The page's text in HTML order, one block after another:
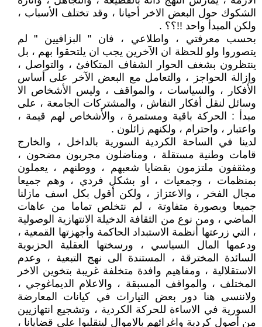
الشكوك حول البعض الاخر أحيانا ، وقد تختلف الأسباب ،
ولكن المبدأ واحد !!؟؟ .
بحسب معرفتي ، واطلاعي ، فان " البزافيين " لم
يتصوروا ولو للحظة ان الآخرين يجب ان يلتحقوا بهم ، بل
ينتظرون بشغف الحوار الشفاف المتكافئ ، والتواصل ،
وإزالة الحواجز ، والتعامل مع البعض الآخر على أساس
الأفكار ، والسياسات ، والمواقف ، وليس الأشخاص الا
وسائل لنقل أفكار النقاش ، والمشتركات الجامعة ، على
مبدأ : الحركة باقية ومستمرة ، والأشخاص لهم قيمة ،
واعتبار ، واحترام ، ولكنهم زائلون .
لدينا في الساحة الكردية السورية بالداخل ، والخارج
قامات وطنية مستقلة ، ومناضلون مجربون مضحون ،
ومثقفون ملتزمون بقضايا شعبهم ، ووطنهم ، يعملون
بمنظمات ، وجمعيات ، او بشكل فردي ، وهم جميعا
مجال الفخر ، والاعتزاز ، ولكن أقول بكل اسف مازلنا
جميعا وبصورة متفاوتة ، لم نتخلص تماما من عاهات
الماضي ، ومن نوع من الثقافة الدخيلة الانتهازية الوصولية
، التي زرعتها أنظمة الاستبداد الحاكمة وأجهزتها القمعية ،
ودعمها المال السياسي ، ورسختها العقلية الحزبوية
السائدة المخترقة ، المستندة الى نهج التبعية ، وعدم
الاستقلالية ، ومفاهيم وافدة متخلفة غريبة بتخوين الاخر
المختلف ، والمواقف المسبقة ، والاعلام الديماغوجي ،
ولاننسى هنا دور بعض التيارات في كيانات المعارضة
السورية في الاساءة للحركة الكردية ، وتشجيع انتهازيين
من أصول كردية واغرائهم بالاموال لينقلبوا على قضايانا ،